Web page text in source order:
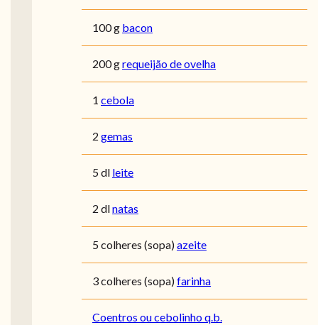
100 g bacon
200 grequeijão de ovelha
1 cebola
2 gemas
5 dl leite
2 dlnatas
5 colheres (sopa)azeite
3 colheres (sopa)farinha
Coentros ou cebolinho q.b.